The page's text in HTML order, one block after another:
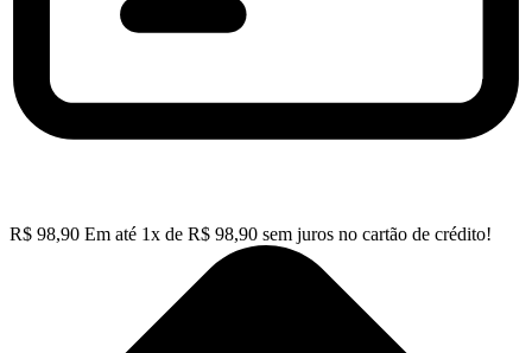
R$ 98,90 Em até 1x de R$ 98,90 sem juros no cartão de crédito!